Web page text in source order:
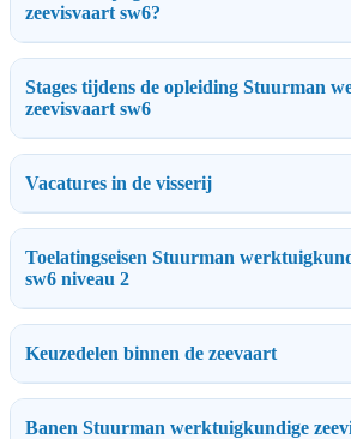
zeevisvaart sw6?
Stages tijdens de opleiding Stuurman
zeevisvaart sw6
Vacatures in de visserij
Toelatingseisen Stuurman
sw6 niveau 2
Keuzedelen binnen de zeevaart
Banen Stuurman werktuigkundige